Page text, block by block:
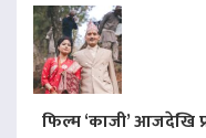
फिल्म ‘काजी’ आजदेखि